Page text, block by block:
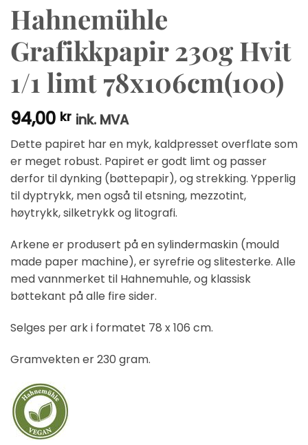
Hahnemühle
Grafikkpapir 230g Hvit
1/1 limt 78x106cm(100)
94,00 kr ink. MVA
Dette papiret har en myk, kaldpresset overflate som
er meget robust. Papiret er godt limt og passer
derfor til dynking (bøttepapir), og strekking. Ypperlig
til dyptrykk, men også til etsning, mezzotint,
høytrykk, silketrykk og litografi.
Arkene er produsert på en sylindermaskin (mould
made paper machine), er syrefrie og slitesterke. Alle
med vannmerket til Hahnemuhle, og klassisk
bøttekant på alle fire sider.
Selges per ark i formatet 78 x 106 cm.
Gramvekten er 230 gram.